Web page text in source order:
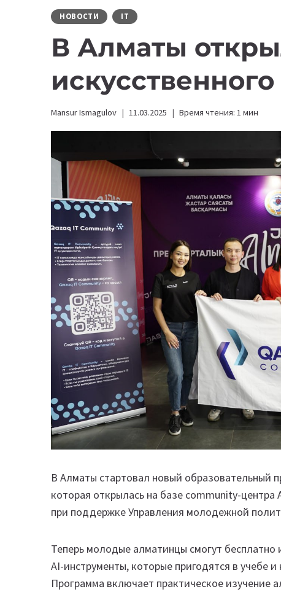
НОВОСТИ IT
В Алматы
Mansur Ismagulov 11.03.2025 Время чтения: 1 мин
В Алматы стартовал новый образовательный
которая открылась на базе community-
при поддержке Управления молодежной
Теперь молодые алматинцы смогут
AI-инструменты, которые пригодятся в учебе и
Программа включает практическое изучение